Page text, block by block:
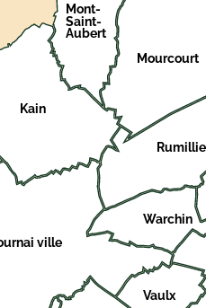
Warchin
Mourcourt
Mont-
Saint-
Aubert
Kain
Vaulx
ville